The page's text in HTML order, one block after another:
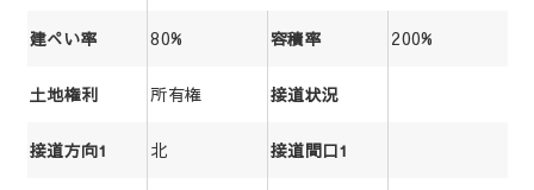
建ぺい率 80% 容積率 200%
土地権利 所有権 接道状況
接道方向1 北 接道間口1